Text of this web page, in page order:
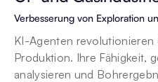
Verbesserung von Exploration
KI-Agenten revolutionieren
Produktion. Ihre Fähigkeit,
analysieren und